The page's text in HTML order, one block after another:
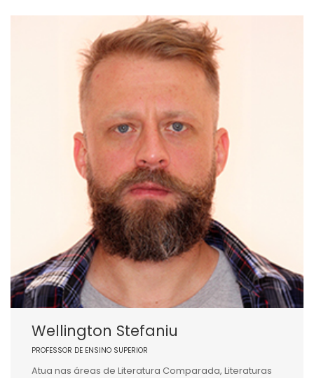
Wellington Stefaniu
PROFESSOR DE ENSINO SUPERIOR
Atua nas áreas de Literatura Comparada, Literaturas